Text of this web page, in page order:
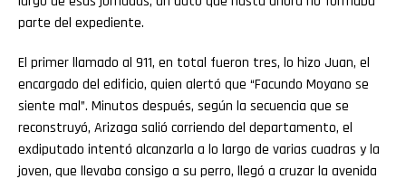
parte del expediente.
El primer llamado al 911, en total fueron tres, lo hizo Juan, el
encargado del edificio, quien alertó que “Facundo Moyano se
siente mal”. Minutos después, según la secuencia que se
reconstruyó, Arizaga salió corriendo del departamento, el
exdiputado intentó alcanzarla a lo largo de varias cuadras y la
joven, que llevaba consigo a su perro, llegó a cruzar la avenida